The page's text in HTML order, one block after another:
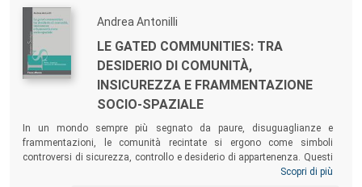
Andrea Antonilli
LE GATED COMMUNITIES: TRA
DESIDERIO DI COMUNITÀ,
INSICUREZZA E FRAMMENTAZIONE
SOCIO-SPAZIALE
In un mondo sempre più segnato da paure, disuguaglianze e
frammentazioni, le comunità recintate si ergono come simboli
controversi di sicurezza, controllo e desiderio di appartenenza. Questi
insediamenti residenziali offrono un’apparente protezione contro le
Scopri di più